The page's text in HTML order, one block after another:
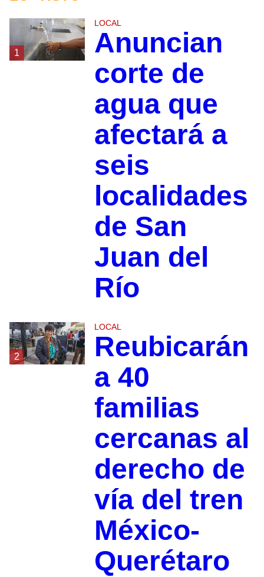
1
LOCAL
Anuncian
corte de
agua que
afectará a
seis
localidades
de San
Juan del
Río
2
LOCAL
Reubicarán
a 40
familias
cercanas al
derecho de
vía del tren
México-
Querétaro